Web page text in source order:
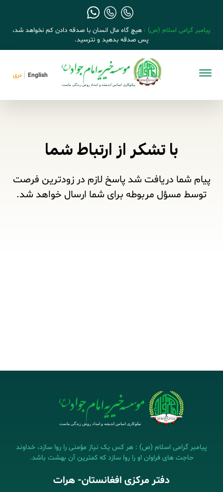
پیامبر گرامی اسلام (ص) : هیچ گاه مال انسان با صدقه دادن کم نخواهد شد،
پس صدقه بدهید و نترسید.
دری English
با تشکر از ارتباط شما
پیام شما دریافت شد پاسخ لازم در زودترین فرصت
توسط مسؤل مربوطه برای شما ارسال خواهد شد.
پیامبر گرامی اسلام (ص) : هر کس یک نیاز مؤمنی را روا سازد، خداوند
حاجت های فراوان او را روا سازد که کمترین آن بهشت باشد.
دفتر مرکزی افغانستان- هرات